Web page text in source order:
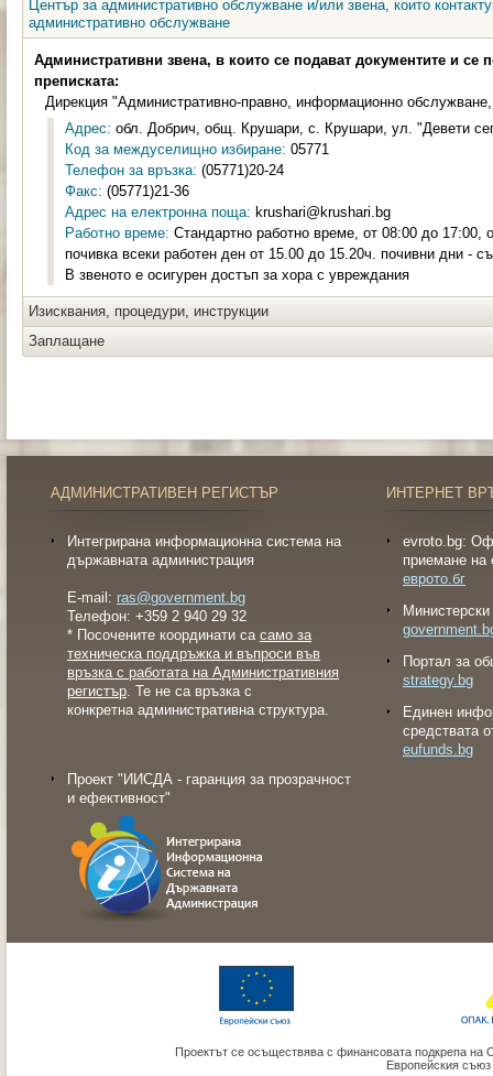
Център за административно обслужване и/или звена, които
административно обслужване
Административни звена, в които се подават документите и се
преписката:
Дирекция "Административно-правно, информационно
Адрес: обл. Добрич, общ. Крушари, с. Крушари, ул. "Девети
Код за междуселищно избиране: 05771
Телефон за връзка: (05771)20-24
Факс: (05771)21-36
Адрес на електронна поща: krushari@krushari.bg
Работно време: Стандартно работно време, от 08:00 до 17:00,
почивка всеки работен ден от 15.00 до 15.20ч. почивни дни -
В звеното е осигурен достъп за хора с увреждания
Изисквания, процедури, инструкции
Заплащане
АДМИНИСТРАТИВЕН РЕГИСТЪР
Интегрирана информационна система на
държавната администрация
E-mail: ras@government.bg
Телефон: +359 2 940 29 32
* Посочените координати са само за
техническа поддръжка и въпроси във
връзка с работата на Административния
регистър. Те не са връзка с
конкретна административна структура.
Проект "ИИСДА - гаранция за прозрачност
и ефективност"
ИНТЕРНЕТ
evroto.bg:
приемане на
еврото.бг
Портал за
strategy.bg
Eдинен
средствата
eufunds.bg
Проектът се осъществява с финансовата подкрепа на
Европейския